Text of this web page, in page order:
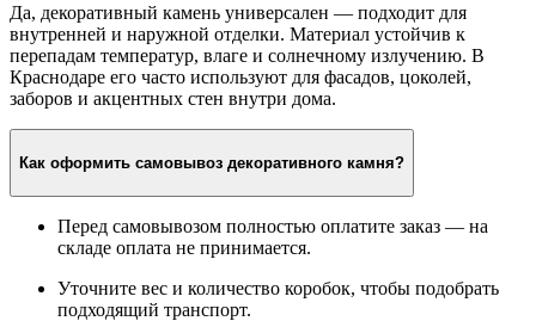
Да, декоративный камень универсален — подходит для
внутренней и наружной отделки. Материал устойчив к
перепадам температур, влаге и солнечному излучению. В
Краснодаре его часто используют для фасадов, цоколей,
заборов и акцентных стен внутри дома.
Как оформить самовывоз декоративного камня?
Перед самовывозом полностью оплатите заказ — на
складе оплата не принимается.
Уточните вес и количество коробок, чтобы подобрать
подходящий транспорт.